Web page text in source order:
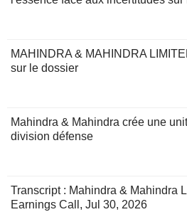
MAHINDRA & MAHINDRA
sur le dossier
Mahindra & Mahindra crée une
division défense
Transcript : Mahindra & Mahindra
Earnings Call, Jul 30, 2026